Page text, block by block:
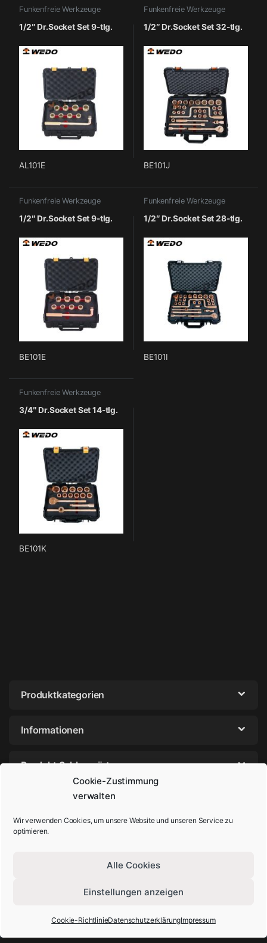
Cookie-Zustimmung
verwalten
Wir verwenden Cookies, um unsere Website und unseren Service zu
optimieren.
Alle Cookies
Einstellungen anzeigen
Cookie-RichtlinieDatenschutzerklärungImpressum
Funkenfreie Werkzeuge
1/2″ Dr.Socket Set 9-tlg.
AL101E
Funkenfreie Werkzeuge
1/2″ Dr.Socket Set 32-tlg.
BE101J
Funkenfreie Werkzeuge
1/2″ Dr.Socket Set 9-tlg.
BE101E
Funkenfreie Werkzeuge
1/2″ Dr.Socket Set 28-tlg.
BE101I
Funkenfreie Werkzeuge
3/4″ Dr.Socket Set 14-tlg.
BE101K
Produktkategorien
Informationen
Produkt Schlagwörter
+49-202-29572854